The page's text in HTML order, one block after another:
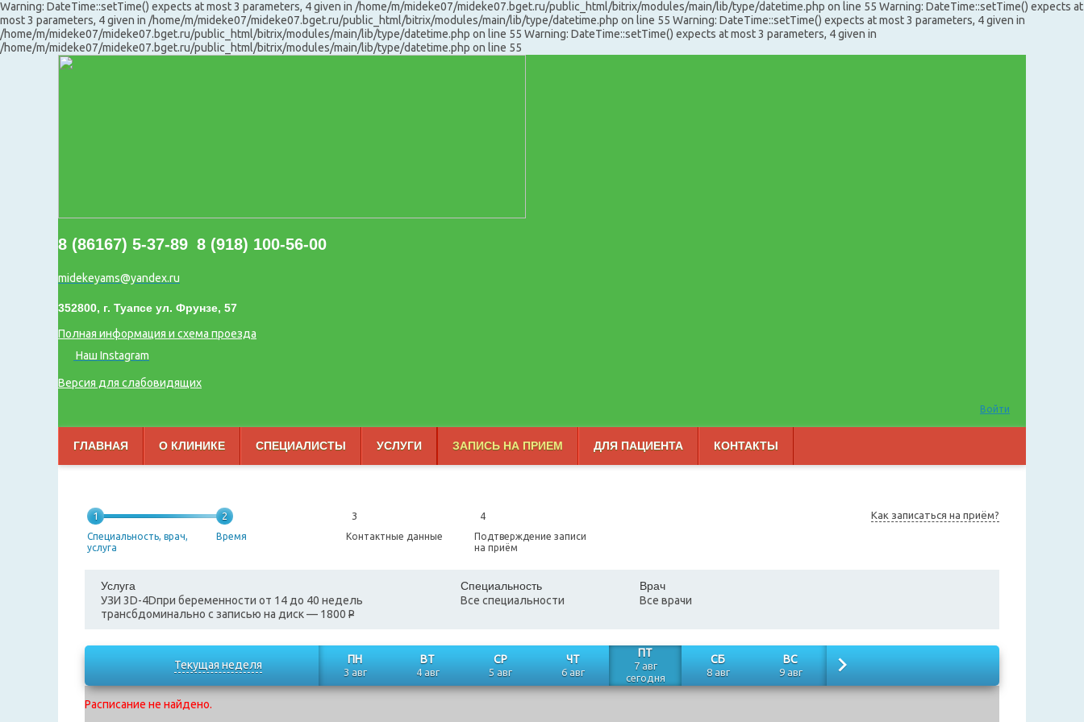
Warning: DateTime::setTime() expects at most 3 parameters, 4 given in /home/m/mideke07/mideke07.bget.ru/public_html/bitrix/modules/main/lib/type/datetime.php on line 55 Warning: DateTime::setTime() expects at
most 3 parameters, 4 given in /home/m/mideke07/mideke07.bget.ru/public_html/bitrix/modules/main/lib/type/datetime.php on line 55 Warning: DateTime::setTime() expects at most 3 parameters, 4 given in
/home/m/mideke07/mideke07.bget.ru/public_html/bitrix/modules/main/lib/type/datetime.php on line 55 Warning: DateTime::setTime() expects at most 3 parameters, 4 given in
/home/m/mideke07/mideke07.bget.ru/public_html/bitrix/modules/main/lib/type/datetime.php on line 55
8 (86167) 5-37-89 8 (918) 100-56-00
midekeyams@yandex.ru
352800, г. Туапсе ул. Фрунзе, 57
Полная информация и схема проезда
Наш Instagram
Версия для слабовидящих
Войти
ГЛАВНАЯ О КЛИНИКЕ СПЕЦИАЛИСТЫ УСЛУГИ ЗАПИСЬ НА ПРИЕМ ДЛЯ ПАЦИЕНТА КОНТАКТЫ
1
Специальность, врач,
услуга
2
Время
3
Контактные данные
4
Подтверждение записи
на приём
Как записаться на приём?
Услуга
УЗИ 3D-4Dпри беременности от 14 до 40 недель
трансбдоминально с записью на диск— 1800 P
Специальность
Все специальности
Врач
Все врачи
Текущая неделя ПН
3 авг
ВТ
4 авг
СР
5 авг
ЧТ
6 авг
ПТ
7 авг
сегодня
СБ
8 авг
ВС
9 авг
Расписание не найдено.